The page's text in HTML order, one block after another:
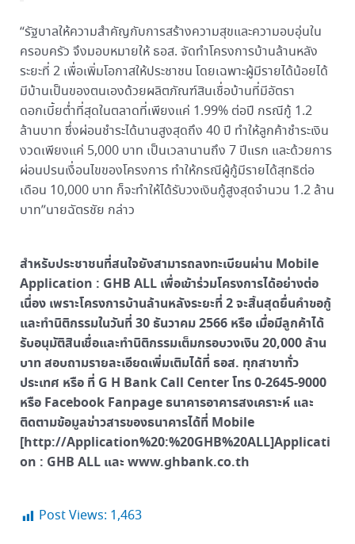
“รัฐบาลให้ความสำคัญกับการสร้างความสุขและความอบอุ่นใน
ครอบครัว จึงมอบหมายให้ ธอส. จัดทำโครงการบ้านล้านหลัง
ระยะที่ 2 เพื่อเพิ่มโอกาสให้ประชาชน โดยเฉพาะผู้มีรายได้น้อยได้
มีบ้านเป็นของตนเองด้วยผลิตภัณฑ์สินเชื่อบ้านที่มีอัตรา
ดอกเบี้ยต่ำที่สุดในตลาดที่เพียงแค่ 1.99% ต่อปี กรณีกู้ 1.2
ล้านบาท ซึ่งผ่อนชำระได้นานสูงสุดถึง 40 ปี ทำให้ลูกค้าชำระเงิน
งวดเพียงแค่ 5,000 บาท เป็นเวลานานถึง 7 ปีแรก และด้วยการ
ผ่อนปรนเงื่อนไขของโครงการ ทำให้กรณีผู้กู้มีรายได้สุทธิต่อ
เดือน 10,000 บาท ก็จะทำให้ได้รับวงเงินกู้สูงสุดจำนวน 1.2 ล้าน
บาท”นายฉัตรชัย กล่าว
สำหรับประชาชนที่สนใจยังสามารถลงทะเบียนผ่าน Mobile
Application : GHB ALL เพื่อเข้าร่วมโครงการได้อย่างต่อ
เนื่อง เพราะโครงการบ้านล้านหลังระยะที่ 2 จะสิ้นสุดยื่นคำขอกู้
และทำนิติกรรมในวันที่ 30 ธันวาคม 2566 หรือ เมื่อมีลูกค้าได้
รับอนุมัติสินเชื่อและทำนิติกรรมเต็มกรอบวงเงิน 20,000 ล้าน
บาท สอบถามรายละเอียดเพิ่มเติมได้ที่ ธอส. ทุกสาขาทั่ว
ประเทศ หรือ ที่ G H Bank Call Center โทร 0-2645-9000
หรือ Facebook Fanpage ธนาคารอาคารสงเคราะห์ และ
ติดตามข้อมูลข่าวสารของธนาคารได้ที่ Mobile
[http://Application%20:%20GHB%20ALL]Applicati
on : GHB ALL และ www.ghbank.co.th
Post Views: 1,463